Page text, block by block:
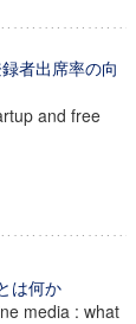
者出席率の向
and free
は何か
media : what